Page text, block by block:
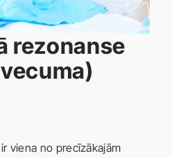
rezonanse
viena no precīzākajām